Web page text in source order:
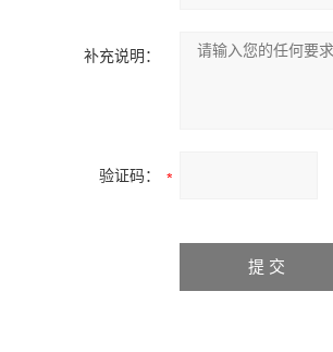
补充说明：
验证码：